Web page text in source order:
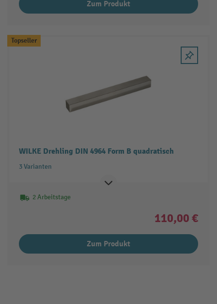
Zum Produkt
Topseller
WILKE Drehling DIN 4964 Form B quadratisch
3 Varianten
2 Arbeitstage
110,00 €
Zum Produkt